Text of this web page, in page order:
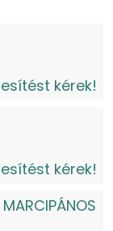
kérek!
kérek!